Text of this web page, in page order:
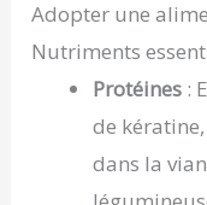
Adopter une
Nutriments
Protéines :
de
dans la